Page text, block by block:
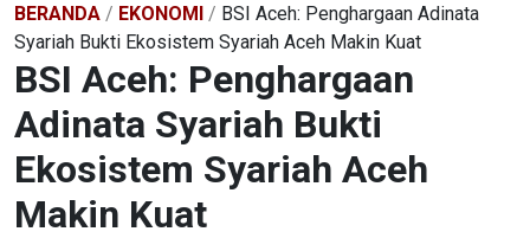
BERANDA / EKONOMI / BSI Aceh: Penghargaan Adinata
Syariah Bukti Ekosistem Syariah Aceh Makin Kuat
BSI Aceh: Penghargaan
Adinata Syariah Bukti
Ekosistem Syariah Aceh
Makin Kuat